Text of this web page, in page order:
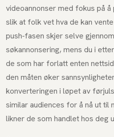
videoannonser med fokus på
slik at folk vet hva de kan
push-fasen skjer selve
søkannonsering, mens du i
de som har forlatt enten
den måten øker
konverteringen i løpet av
similar audiences for å nå ut til
likner de som handlet hos deg